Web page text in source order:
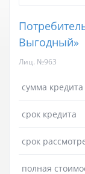
Выгодный»
Лиц. №963
сумма кредита
срок кредита
срок
полная